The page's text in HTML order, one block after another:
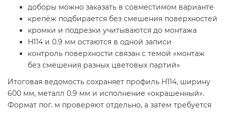
доборы можно заказать в совместимом варианте
крепёж подбирается без смешения поверхностей
кромки и подрезки учитываются до монтажа
H114 и 0.9 мм остаются в одной записи
контроль поверхности связан с темой «монтаж
без смешения разных цветовых партий»
Итоговая ведомость сохраняет профиль H114, ширину
600 мм, металл 0.9 мм и исполнение «окрашенный».
Формат пог. м проверяют отдельно, а затем требуется